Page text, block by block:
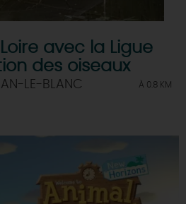
avec la Ligue
des oiseaux
LE-BLANC À 0.8 KM